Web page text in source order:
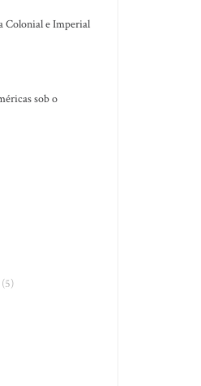
Colonial e Imperial
sob o
(5)